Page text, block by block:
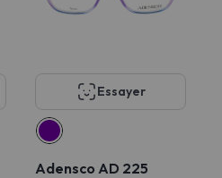
Essayer
Adensco AD 225